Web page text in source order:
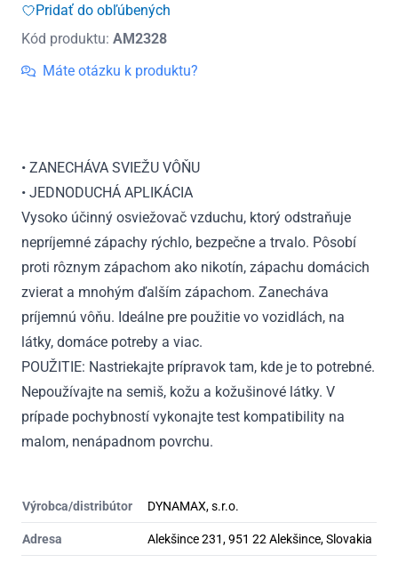
VANILKA
700ML
PET
Pridať do obľúbených
Kód produktu: AM2328
Máte otázku k produktu?
• ZANECHÁVA SVIEŽU VÔŇU
• JEDNODUCHÁ APLIKÁCIA
Vysoko účinný osviežovač vzduchu, ktorý odstraňuje
nepríjemné zápachy rýchlo, bezpečne a trvalo. Pôsobí
proti rôznym zápachom ako nikotín, zápachu domácich
zvierat a mnohým ďalším zápachom. Zanecháva
príjemnú vôňu. Ideálne pre použitie vo vozidlách, na
látky, domáce potreby a viac.
POUŽITIE: Nastriekajte prípravok tam, kde je to potrebné.
Nepoužívajte na semiš, kožu a kožušinové látky. V
prípade pochybností vykonajte test kompatibility na
malom, nenápadnom povrchu.
Výrobca/distribútor DYNAMAX, s.r.o.
Adresa Alekšince 231, 951 22 Alekšince, Slovakia